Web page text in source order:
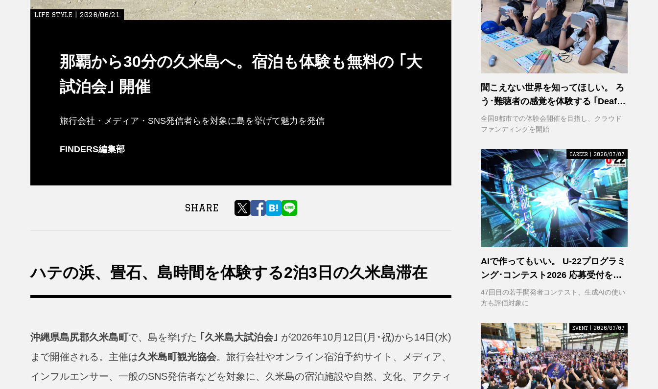
LIFE STYLE | 2026/06/21
那覇から30分の久米島へ。宿泊も体験も無料の ｢大
試泊会｣ 開催
旅行会社・メディア・SNS発信者らを対象に島を挙げて魅力を発信
FINDERS編集部
SHARE
ハテの浜、畳石、島時間を体験する2泊3日の久米島滞在
沖縄県島尻郡久米島町で、島を挙げた ｢久米島大試泊会｣ が2026年10月12日(月･祝)から14日(水)
まで開催される。主催は久米島町観光協会。旅行会社やオンライン宿泊予約サイト、メディア、
インフルエンサー、一般のSNS発信者などを対象に、久米島の宿泊施設や自然、文化、アクティ
聞こえない世界を知ってほしい。 ろ
う･難聴者の感覚を体験する ｢Deaf
VR｣ 理解の輪を広げるため支援募集
を開始
全国8都市での体験会開催を目指し、クラウド
ファンディングを開始
CAREER | 2026/07/07
AIで作ってもいい。 U-22プログラミ
ング･コンテスト2026 応募受付を開
始
47回目の若手開発者コンテスト、生成AIの使い
方も評価対象に
EVENT | 2026/07/07